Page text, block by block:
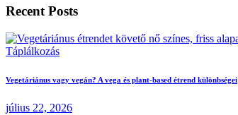
Recent Posts
Táplálkozás
Vegetáriánus vagy vegán? A vega és plant-based étrend különbségei
július 22, 2026